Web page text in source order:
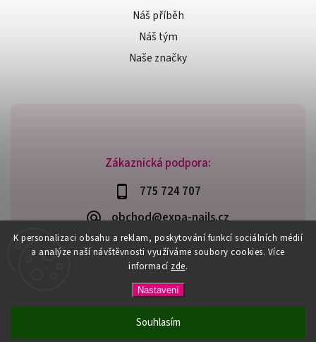
K personalizaci obsahu a reklam, poskytování funkcí sociálních médií
a analýze naší návštěvnosti využíváme soubory cookies. Více
informací zde.
Nastavení
Souhlasím
Zákaznická podpora:
775 724 707
obchod@expa-nails.cz
Náš příběh
Náš tým
Naše značky
Expanails.cz. Všechna práva vyhrazena.
Upravit nastavení cookies
VytvořilShoptet | Design